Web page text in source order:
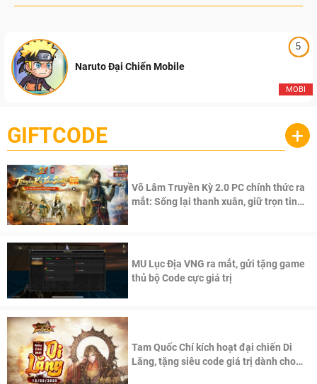
5
MOBI
Naruto Đại Chiến Mobile
GIFTCODE +
Võ Lâm Truyền Kỳ 2.0 PC chính thức ra
mắt: Sống lại thanh xuân, giữ trọn tinh
MU Lục Địa VNG ra mắt, gửi tặng game
thủ bộ Code cực giá trị
Tam Quốc Chí kích hoạt đại chiến Di
Lăng, tặng siêu code giá trị dành cho